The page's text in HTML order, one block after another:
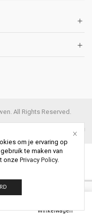
All Rights Reserved.
Winkelwagen
om je ervaring op
te maken van
onze Privacy Policy.